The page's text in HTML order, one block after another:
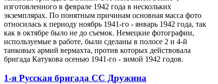
изготовленного в феврале 1942 года в нескольких
экземплярах. По понятным причинам основная масса фото
относилась к периоду ноябрь 1941-го - январь 1942 года, так
как в октябре было не до съемок. Немецкие фотографии,
используемые в работе, были сделаны в полосе 2 и 4-й
танковых армий вермахта, против которых действовала
бригада Катукова осенью 1941-го - зимой 1942 годов.
1-я Русская бригада СС Дружина